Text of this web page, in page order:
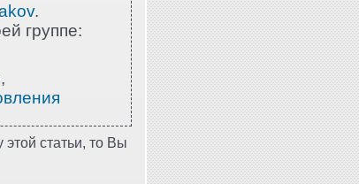
.
группе:
статьи, то Вы